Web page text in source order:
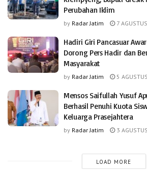
Perubahan Iklim
by Radar Jatim 7
Hadiri Giri Pancasuar
Dorong Pers Hadir dan
Masyarakat
by Radar Jatim 5
Mensos Saifullah Yusuf
Berhasil Penuhi Kuota
Keluarga Prasejahtera
by Radar Jatim 3
LOAD MORE